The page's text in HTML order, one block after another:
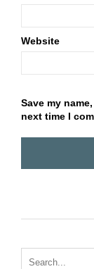
Website
Save my
next time I